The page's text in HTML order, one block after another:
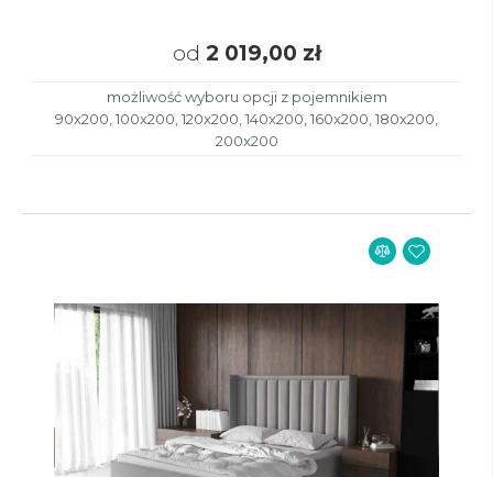
od 2 019,00 zł
możliwość wyboru opcji z pojemnikiem
90x200, 100x200, 120x200, 140x200, 160x200, 180x200,
200x200